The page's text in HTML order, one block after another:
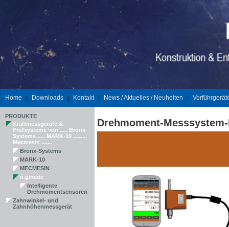
Home | Downloads | Kontakt | News / Aktuelles / Neuheiten |
PRODUKTE
Kraftmessgeräte &
Prüfsysteme von ..... Bronx-
Systems ..... MARK-10 .........
Mecmesin .......
Bronx-Systems
MARK-10
MECMESIN
n.gineric
Intelligente
Drehmomentsensoren
Zahnwinkel- und
Zahnhöhenmessgerät
Drehmoment-